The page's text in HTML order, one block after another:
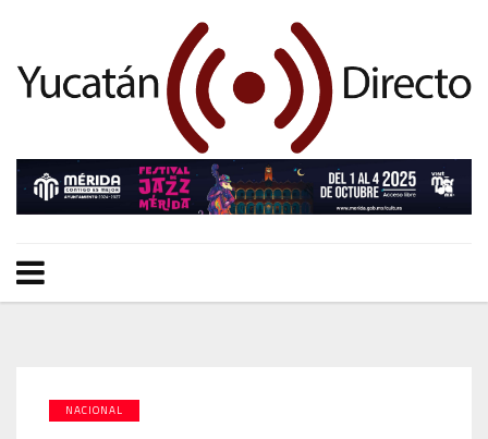
NACIONAL